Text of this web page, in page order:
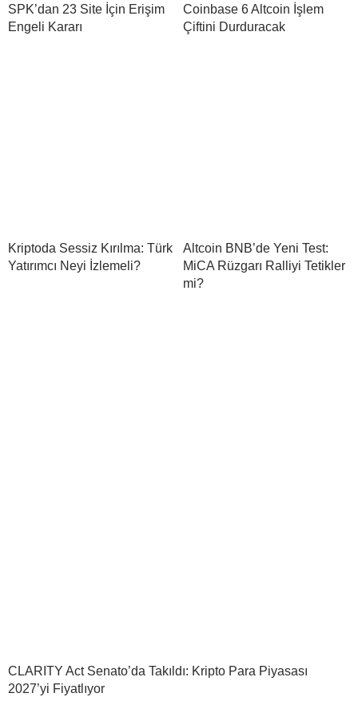
SPK’dan 23 Site İçin Erişim
Engeli Kararı
Coinbase 6 Altcoin İşlem
Çiftini Durduracak
Kriptoda Sessiz Kırılma: Türk
Yatırımcı Neyi İzlemeli?
Altcoin BNB’de Yeni Test:
MiCA Rüzgarı Ralliyi Tetikler
mi?
CLARITY Act Senato’da Takıldı: Kripto Para Piyasası
2027’yi Fiyatlıyor